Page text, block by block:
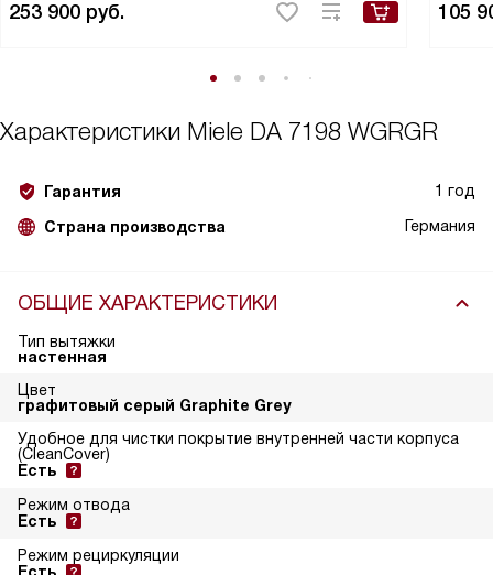
253 900 руб. 105
Характеристики Miele DA 7198 WGRGR
Гарантия 1 год
Страна производства Германия
ОБЩИЕ ХАРАКТЕРИСТИКИ
Тип вытяжки
настенная
Цвет
графитовый серый Graphite Grey
Удобное для чистки покрытие внутренней части корпуса
(CleanCover)
Есть
Режим отвода
Есть
Режим рециркуляции